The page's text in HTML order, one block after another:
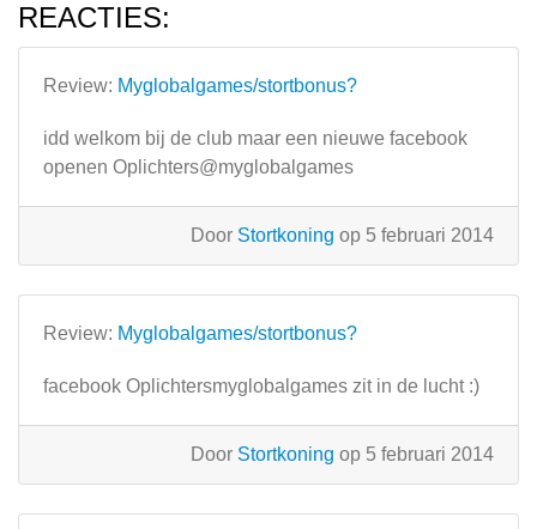
REACTIES:
Review: Myglobalgames/stortbonus?
idd welkom bij de club maar een nieuwe facebook
openen Oplichters@myglobalgames
Door Stortkoning op 5 februari 2014
Review: Myglobalgames/stortbonus?
facebook Oplichtersmyglobalgames zit in de lucht :)
Door Stortkoning op 5 februari 2014